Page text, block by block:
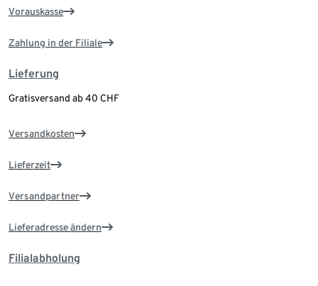
Vorauskasse
Zahlung in der Filiale
Lieferung
Gratisversand ab 40 CHF
Versandkosten
Lieferzeit
Versandpartner
Lieferadresse ändern
Filialabholung